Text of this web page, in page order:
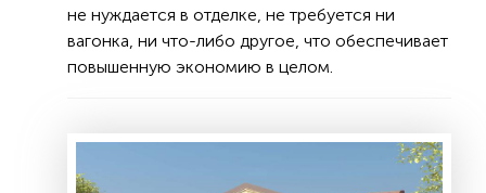
не нуждается в отделке, не требуется ни
вагонка, ни что-либо другое, что обеспечивает
повышенную экономию в целом.